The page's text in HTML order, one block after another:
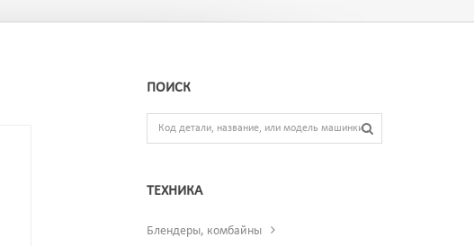
ПОИСК
ТЕХНИКА
Блендеры, комбайны